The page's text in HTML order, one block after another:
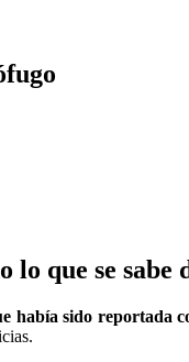
que se sabe
sido reportada